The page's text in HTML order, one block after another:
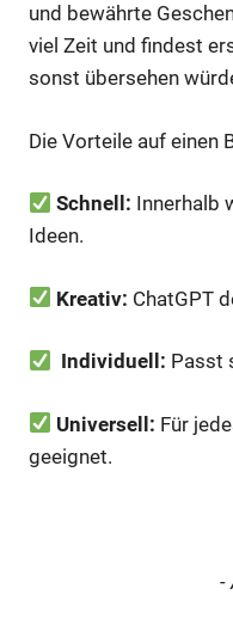
und bewährte
viel Zeit und findest
sonst übersehen
Die Vorteile auf einen
Schnell: Innerhalb
Ideen.
Kreativ: ChatGPT
Individuell: Passt
Universell: Für
geeignet.
-